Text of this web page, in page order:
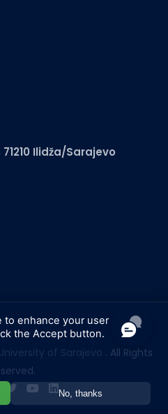
Ilidža/Sarajevo
of Sarajevo . All Rights
to enhance your user
the Accept button.
No, thanks